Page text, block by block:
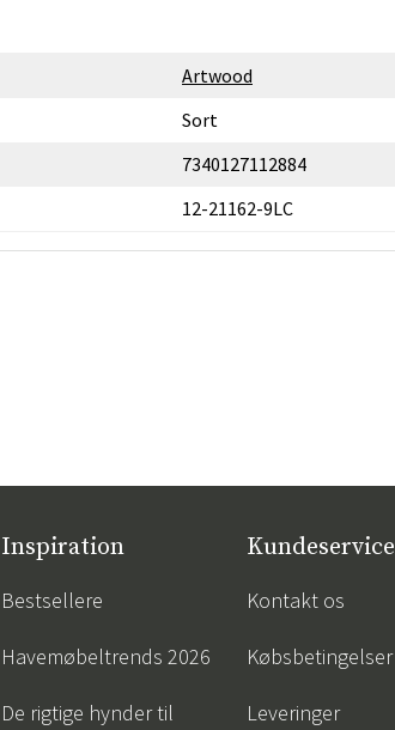
Artwood
Sort
7340127112884
12-21162-9LC
Inspiration
Bestsellere
Havemøbeltrends 2026
De rigtige hynder til
Kundeservice
Kontakt os
Købsbetingelser
Leveringer